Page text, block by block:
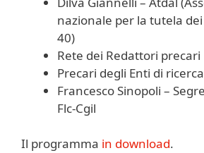
nazionale per la tutela
40)
Rete dei Redattori precari
Precari degli Enti di ricerca
Francesco Sinopoli –
Flc-Cgil
Il programma in download.